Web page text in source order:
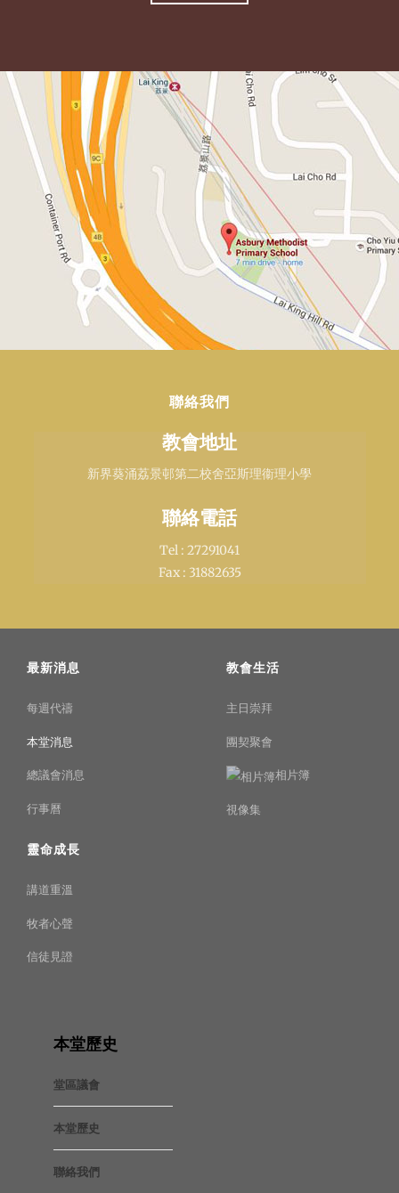
聯絡我們
教會地址
新界葵涌荔景邨第二校舍亞斯理衞理小學
聯絡電話
Tel : 27291041
Fax : 31882635
最新消息
每週代禱
本堂消息
總議會消息
行事曆
教會生活
主日崇拜
團契聚會
相片簿
視像集
靈命成長
講道重溫
牧者心聲
信徒見證
本堂歷史
堂區議會
本堂歷史
聯絡我們